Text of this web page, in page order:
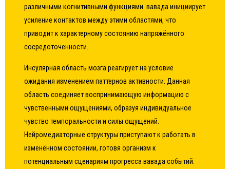
различными когнитивными функциями. вавада инициирует
усиление контактов между этими областями, что
приводит к характерному состоянию напряжённого
сосредоточенности.
Инсулярная область мозга реагирует на условие
ожидания изменением паттернов активности. Данная
область соединяет воспринимающую информацию с
чувственными ощущениями, образуя индивидуальное
чувство темпоральности и силы ощущений.
Нейромедиаторные структуры приступают к работать в
изменённом состоянии, готовя организм к
потенциальным сценариям прогресса вавада событий.